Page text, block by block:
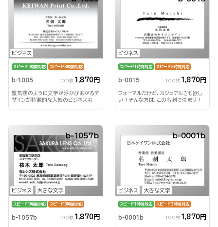
ビジネス
スピード1時間対応 スピード3時間対応
b-1085 100枚 1,870円
蜃気楼のように文字が浮かびあがるデ
ザインが特徴的な人気のビジネス名
ビジネス
スピード1時間対応 スピード3時間対応
b-0015 100枚 1,870円
フォーマルだけど、カジュアルさも欲し
い！そんな方は、この名刺で決まり！
ビジネス 大きな文字
b-1057b
スピード1時間対応 スピード3時間対応
b-1057b 100枚 1,870円
ビジネス 大きな文字
b-0001b
スピード1時間対応 スピード3時間対応
b-0001b 100枚 1,870円